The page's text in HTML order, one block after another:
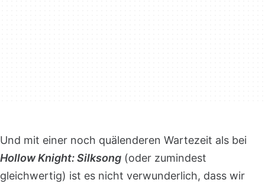
Und mit einer noch quälenderen Wartezeit als bei
Hollow Knight: Silksong (oder zumindest
gleichwertig) ist es nicht verwunderlich, dass wir